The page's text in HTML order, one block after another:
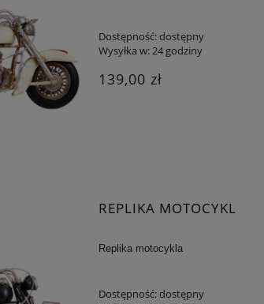
Dostępność:dostępny
Wysyłka w:24 godziny
139,00 zł
REPLIKA MOTOCYKL
Replika motocykla
Dostępność:dostępny